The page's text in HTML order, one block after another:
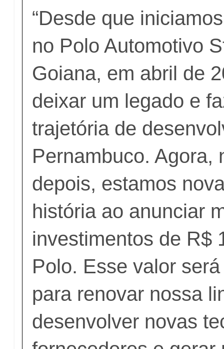
“Desde que
no Polo Automotivo
Goiana, em abril de
deixar um legado e
trajetória de
Pernambuco. Agora,
depois, estamos
história ao anunciar
investimentos de R$
Polo. Esse valor
para renovar nossa
desenvolver novas